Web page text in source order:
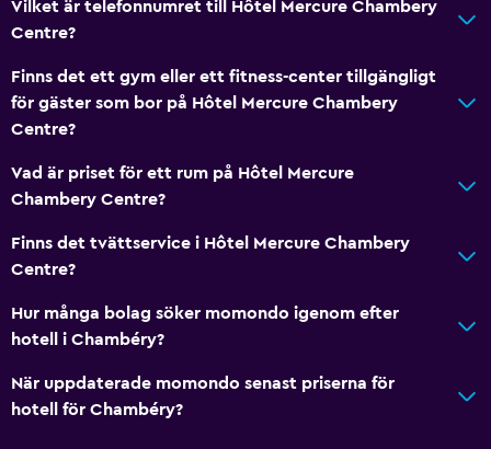
Te/kaffebryggare
Vattenkokare
Mat kan levereras till gästboendet
Kaffemaskin
Allmänt
Tofflor
Sammanlänkade rum tillgängliga
Bäddsoffa
Ljudisolerade rum
Ljudisolering
Skåp
Telefon
Vilket är telefonnumret till Hôtel Mercure Chambery
Centre?
Finns det ett gym eller ett fitness-center tillgängligt
för gäster som bor på Hôtel Mercure Chambery
Centre?
Vad är priset för ett rum på Hôtel Mercure
Chambery Centre?
Finns det tvättservice i Hôtel Mercure Chambery
Centre?
Hur många bolag söker momondo igenom efter
hotell i Chambéry?
När uppdaterade momondo senast priserna för
hotell för Chambéry?